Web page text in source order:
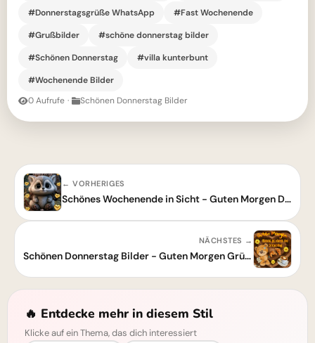
#Donnerstagsgrüße WhatsApp
#Fast Wochenende
#Grußbilder
#schöne donnerstag bilder
#Schönen Donnerstag
#villa kunterbunt
#Wochenende Bilder
0 Aufrufe · Schönen Donnerstag Bilder
← VORHERIGES
Schönes Wochenende in Sicht - Guten Morgen Donnerstag
NÄCHSTES →
Schönen Donnerstag Bilder - Guten Morgen Grüße für WhatsApp
🔥 Entdecke mehr in diesem Stil
Klicke auf ein Thema, das dich interessiert